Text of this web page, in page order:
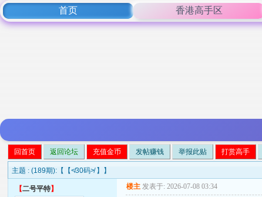
首页 香港高手区
回首页 返回论坛 充值金币 发帖赚钱 举报此贴 打赏高手
主题 :(189期):【【≮30码≯ 】】
【二号平特】 楼主 发表于: 2026-07-08 03:34